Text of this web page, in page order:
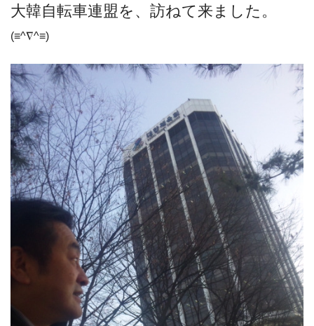
大韓自転車連盟を、訪ねて来ました。
(≡^∇^≡)